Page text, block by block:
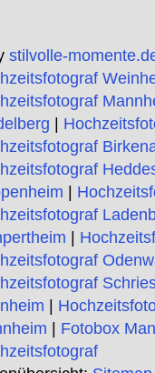
stilvolle-
Fotobox